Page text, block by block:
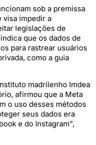
sob a premissa
visa impedir a
legislações de
que os dados de
para rastrear usuários
como a guia
madrilenho Imdea
afirmou que a Meta
o uso desses métodos
seus dados era
e do Instagram”,